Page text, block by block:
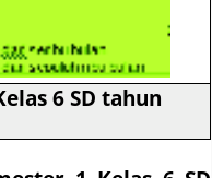
6 SD tahun